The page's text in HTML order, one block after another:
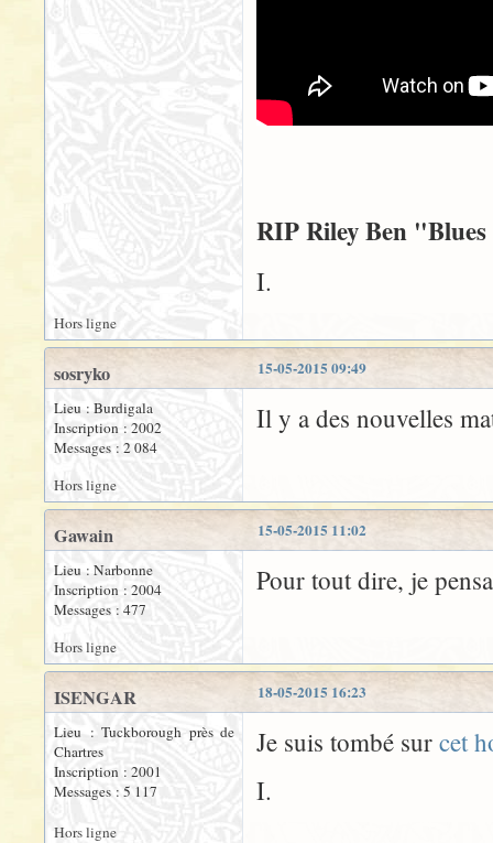
RIP Riley Ben
I.
Hors ligne
15-05-2015 09:49
sosryko
Lieu : Burdigala
Inscription : 2002
Messages : 2 084
Il y a des nouvelles
Hors ligne
15-05-2015 11:02
Gawain
Lieu : Narbonne
Inscription : 2004
Messages : 477
Pour tout dire, je
Hors ligne
18-05-2015 16:23
ISENGAR
Lieu : Tuckborough près de
Chartres
Inscription : 2001
Messages : 5 117
Je suis tombé sur cet
I.
Hors ligne